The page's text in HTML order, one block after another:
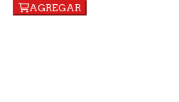
AGREGAR